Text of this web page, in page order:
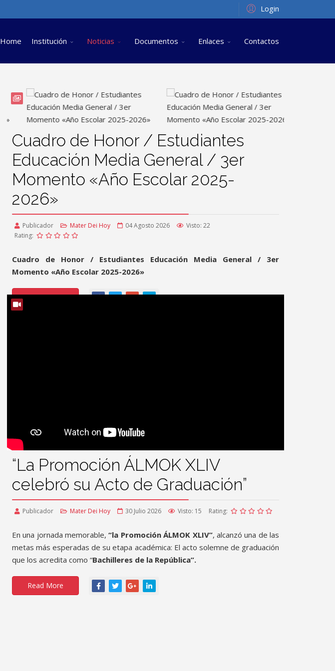
Login
Home Institución Noticias Documentos Enlaces Contactos
Cuadro de Honor / Estudiantes
Educación Media General / 3er
Momento «Año Escolar 2025-
2026»
Publicador Mater Dei Hoy 04 Agosto 2026
Visto: 22
Rating:
Cuadro de Honor / Estudiantes Educación Media General / 3er
Momento «Año Escolar 2025-2026»
Read More
“La Promoción ÁLMOK XLIV
celebró su Acto de Graduación”
Publicador Mater Dei Hoy 30 Julio 2026 Visto: 15 Rating:
En una jornada memorable,“la Promoción ÁLMOK XLIV”, alcanzó una de las
metas más esperadas de su etapa académica: El acto solemne de graduación
que los acredita como “Bachilleres de la República”.
Read More